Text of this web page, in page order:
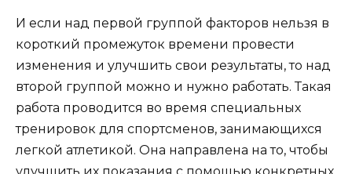
И если над первой группой факторов нельзя в
короткий промежуток времени провести
изменения и улучшить свои результаты, то над
второй группой можно и нужно работать. Такая
работа проводится во время специальных
тренировок для спортсменов, занимающихся
легкой атлетикой. Она направлена на то, чтобы